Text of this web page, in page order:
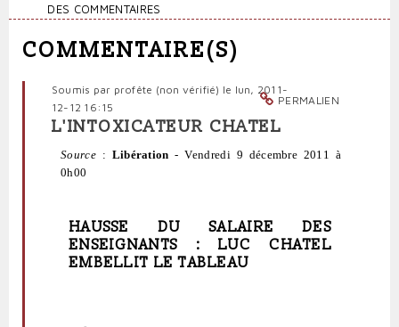
DES COMMENTAIRES
COMMENTAIRE(S)
PERMALIEN
Soumis par profête (non vérifié) le lun, 2011-
12-12 16:15
L'INTOXICATEUR CHATEL
Source: Libération -Vendredi 9 décembre 2011 à
0h00
HAUSSE DU SALAIRE DES
ENSEIGNANTS : LUC CHATEL
EMBELLIT LE TABLEAU